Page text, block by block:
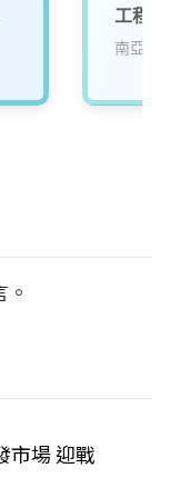
工程師
南亞科
市場 迎戰